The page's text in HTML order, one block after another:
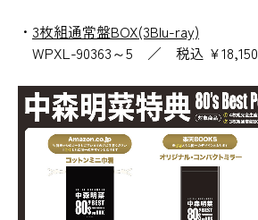
・ 3枚組通常盤BOX(3Blu-ray)
WPXL-90363～5 ／ 税込 ¥18,150